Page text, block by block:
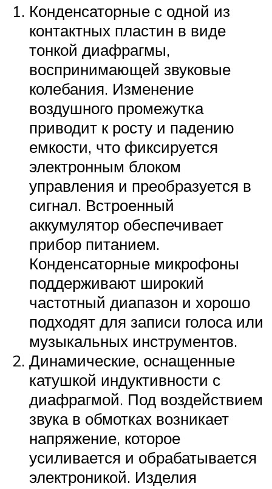
Конденсаторные с одной из
контактных пластин в виде
тонкой диафрагмы,
воспринимающей звуковые
колебания. Изменение
воздушного промежутка
приводит к росту и падению
емкости, что фиксируется
электронным блоком
управления и преобразуется в
сигнал. Встроенный
аккумулятор обеспечивает
прибор питанием.
Конденсаторные микрофоны
поддерживают широкий
частотный диапазон и хорошо
подходят для записи голоса или
музыкальных инструментов.
Динамические, оснащенные
катушкой индуктивности с
диафрагмой. Под воздействием
звука в обмотках возникает
напряжение, которое
усиливается и обрабатывается
электроникой. Изделия